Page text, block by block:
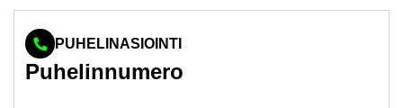
PUHELINASIOINTI
Pu­he­lin­nu­me­ro